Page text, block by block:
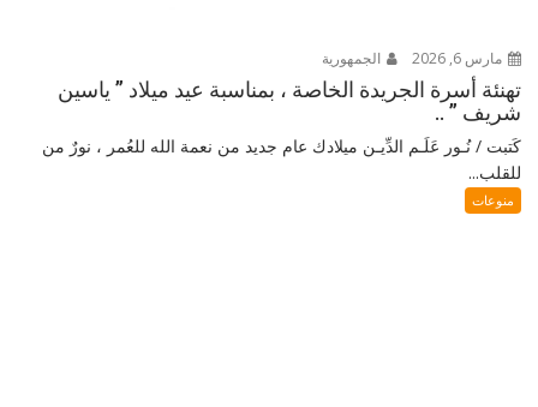
مارس 6, 2026 الجمهورية
تهنئة أسرة الجريدة الخاصة ، بمناسبة عيد ميلاد ” ياسين
شريف ” ..
كَتبت / نُـور عَلَـم الدِّيـن ميلادك عام جديد من نعمة الله للعُمر ، نورٌ من
للقلب...
منوعات